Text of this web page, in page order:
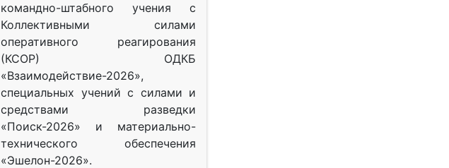
командно-штабного учения с
Коллективными силами
оперативного реагирования
(КСОР) ОДКБ
«Взаимодействие-2026»,
специальных учений с силами и
средствами разведки
«Поиск-2026» и материально-
технического обеспечения
«Эшелон-2026».